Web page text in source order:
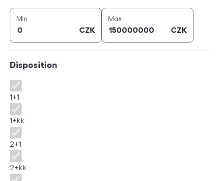
Min
CZK
Maxprice (
CZK
Disposition
Disposition
1+1
1+kk
2+1
2+kk